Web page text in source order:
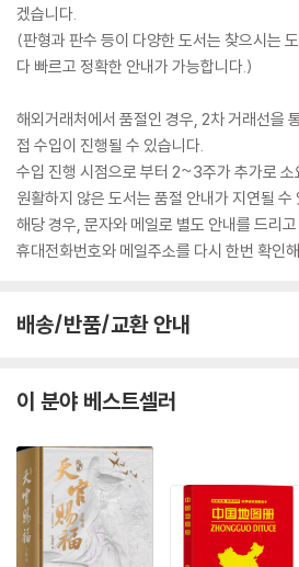
겠습니다.
(판형과 판수 등이 다양한 도서는 찾으시는
다 빠르고 정확한 안내가 가능합니다.)
해외거래처에서 품절인 경우, 2차 거래선을
접 수입이 진행될 수 있습니다.
수입 진행 시점으로 부터 2~3주가 추가로
원활하지 않은 도서는 품절 안내가 지연될 수
해당 경우, 문자와 메일로 별도 안내를 드리
휴대전화번호와 메일주소를 다시 한번 확인
배송/반품/교환 안내
이 분야 베스트셀러